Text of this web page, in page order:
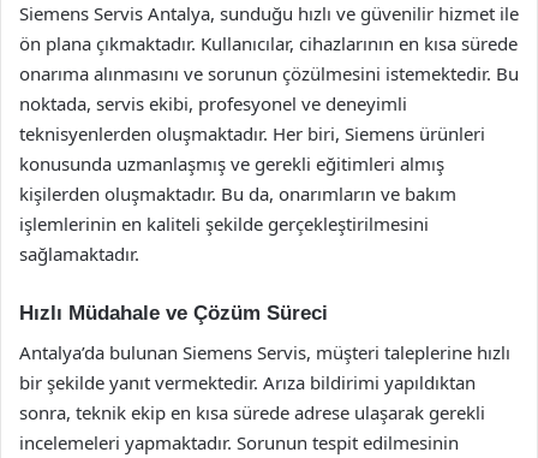
Siemens Servis Antalya, sunduğu hızlı ve güvenilir hizmet ile
ön plana çıkmaktadır. Kullanıcılar, cihazlarının en kısa sürede
onarıma alınmasını ve sorunun çözülmesini istemektedir. Bu
noktada, servis ekibi, profesyonel ve deneyimli
teknisyenlerden oluşmaktadır. Her biri, Siemens ürünleri
konusunda uzmanlaşmış ve gerekli eğitimleri almış
kişilerden oluşmaktadır. Bu da, onarımların ve bakım
işlemlerinin en kaliteli şekilde gerçekleştirilmesini
sağlamaktadır.
Hızlı Müdahale ve Çözüm Süreci
Antalya’da bulunan Siemens Servis, müşteri taleplerine hızlı
bir şekilde yanıt vermektedir. Arıza bildirimi yapıldıktan
sonra, teknik ekip en kısa sürede adrese ulaşarak gerekli
incelemeleri yapmaktadır. Sorunun tespit edilmesinin